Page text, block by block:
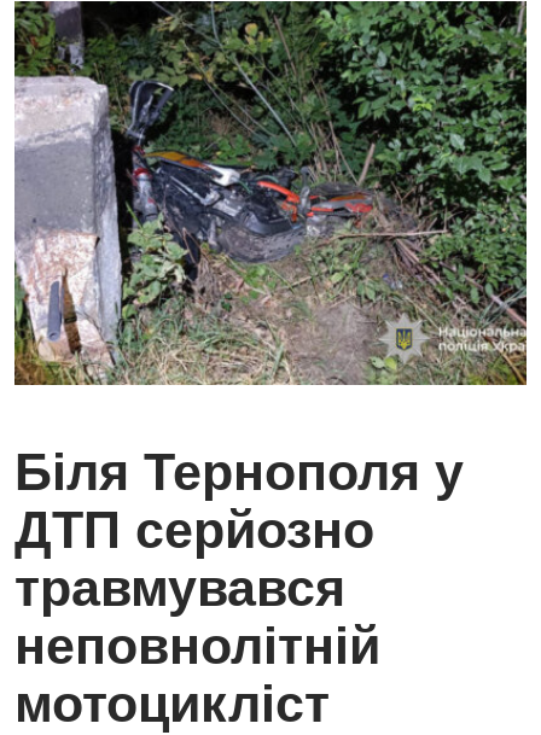
Біля Тернополя у
ДТП серйозно
травмувався
неповнолітній
мотоцикліст